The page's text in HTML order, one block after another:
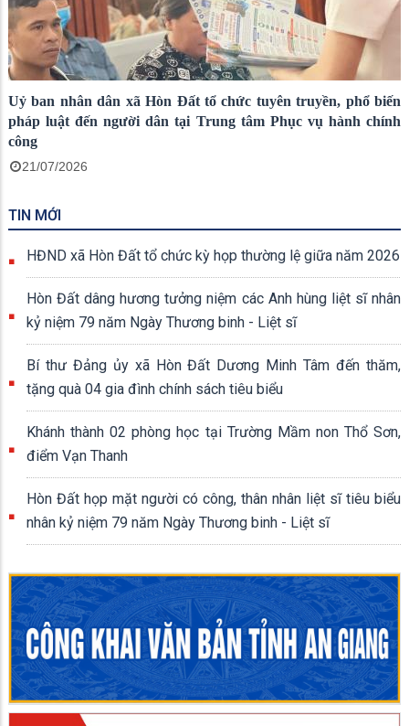
Uỷ ban nhân dân xã Hòn Đất tổ chức tuyên truyền, phổ biến
pháp luật đến người dân tại Trung tâm Phục vụ hành chính
công
21/07/2026
TIN MỚI
HĐND xã Hòn Đất tổ chức kỳ họp thường lệ giữa năm 2026
Hòn Đất dâng hương tưởng niệm các Anh hùng liệt sĩ nhân
kỷ niệm 79 năm Ngày Thương binh - Liệt sĩ
Bí thư Đảng ủy xã Hòn Đất Dương Minh Tâm đến thăm,
tặng quà 04 gia đình chính sách tiêu biểu
Khánh thành 02 phòng học tại Trường Mầm non Thổ Sơn,
điểm Vạn Thanh
Hòn Đất họp mặt người có công, thân nhân liệt sĩ tiêu biểu
nhân kỷ niệm 79 năm Ngày Thương binh - Liệt sĩ